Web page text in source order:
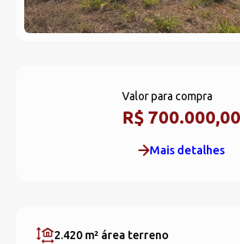
Valor para compra
R$ 700.000,00
Mais detalhes
2.420 m² área terreno